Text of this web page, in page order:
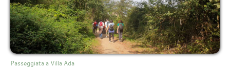
Passeggiata a Villa Ada